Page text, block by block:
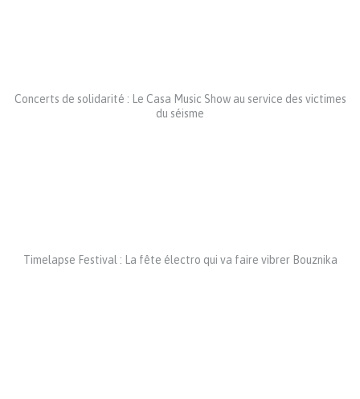
Concerts de solidarité : Le Casa Music Show au service des victimes
du séisme
Timelapse Festival : La fête électro qui va faire vibrer Bouznika